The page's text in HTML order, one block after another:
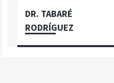
DR. TABARÉ
RODRÍGUEZ